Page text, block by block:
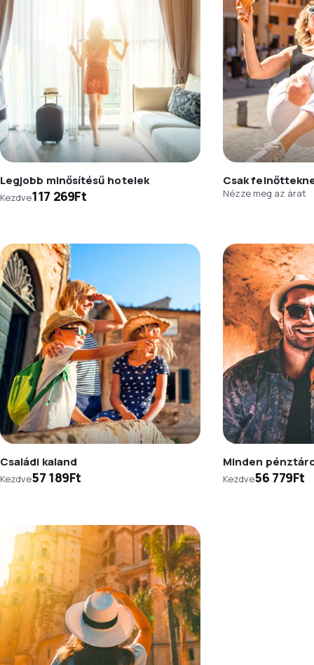
Legjobb minősítésű hotelek
Kezdve117 269Ft
Csak
Nézze meg az árat
Családi kaland
Kezdve57 189Ft
Minden
Kezdve56 779Ft